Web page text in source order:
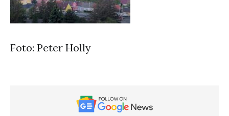
Foto: Peter Holly